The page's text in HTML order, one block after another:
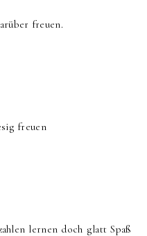
freuen.
freuen
lernen doch glatt Spaß